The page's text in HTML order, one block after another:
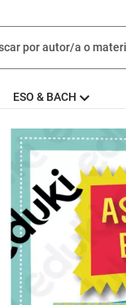
ESO & BACH